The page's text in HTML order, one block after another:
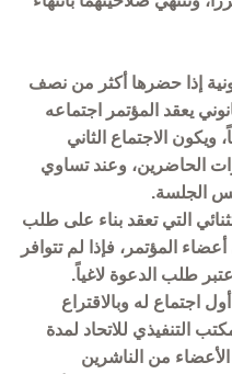
إذا حضرها أكثر من نصف
يعقد المؤتمر اجتماعه
الاجتماع الثاني
الحاضرين، وعند تساوي
الجلسة.
التي تعقد بناء على طلب
المؤتمر، فإذا لم تتوافر
طلب الدعوة لاغياً.
أول اجتماع له وبالاقتراع
التنفيذي للاتحاد لمدة
من الناشرين